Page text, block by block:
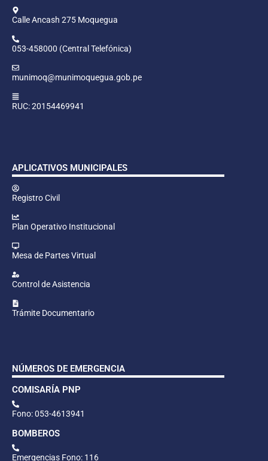
Calle Ancash 275 Moquegua
053-458000 (Central Telefónica)
munimoq@munimoquegua.gob.pe
RUC: 20154469941
APLICATIVOS MUNICIPALES
Registro Civil
Plan Operativo Institucional
Mesa de Partes Virtual
Control de Asistencia
Trámite Documentario
NÚMEROS DE EMERGENCIA
COMISARÍA PNP
Fono: 053-4613941
BOMBEROS
Emergencias Fono: 116